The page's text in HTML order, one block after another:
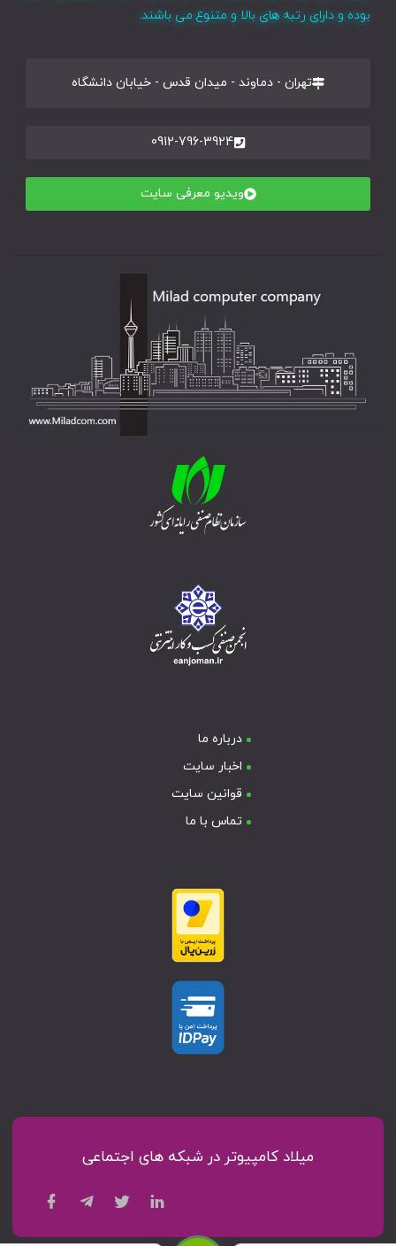
بوده و دارای رتبه های بالا و متنوع می باشند.
تهران - دماوند - میدان قدس - خیابان دانشگاه
0912-796-3924
ویدیو معرفی سایت
درباره ما
اخبار سایت
قوانین سایت
تماس با ما
میلاد کامپیوتر در شبکه های اجتماعی